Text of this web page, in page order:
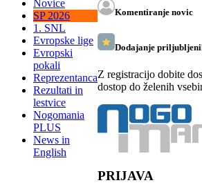
Novice
SP 2026
1. SNL
Evropske lige
Evropski
pokali
Reprezentanca
Rezultati in
lestvice
Nogomania
PLUS
News in
English
Komentiranje novic
Dodajanje
Z registracijo dobite
dostop do želenih
PRIJAVA